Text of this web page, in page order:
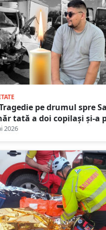
pe drumul spre
tată a doi copilași și-a
un accident cumplit
2026